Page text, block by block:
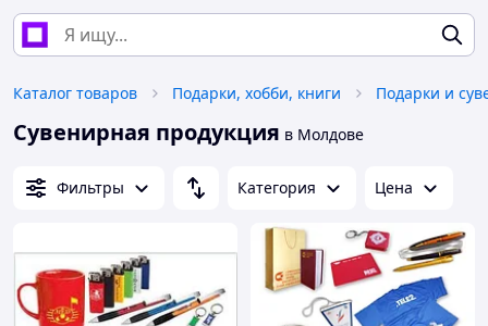
Каталог товаров Подарки, хобби, книги Подарки и
Сувенирная продукция в Молдове
Фильтры Категория Цена